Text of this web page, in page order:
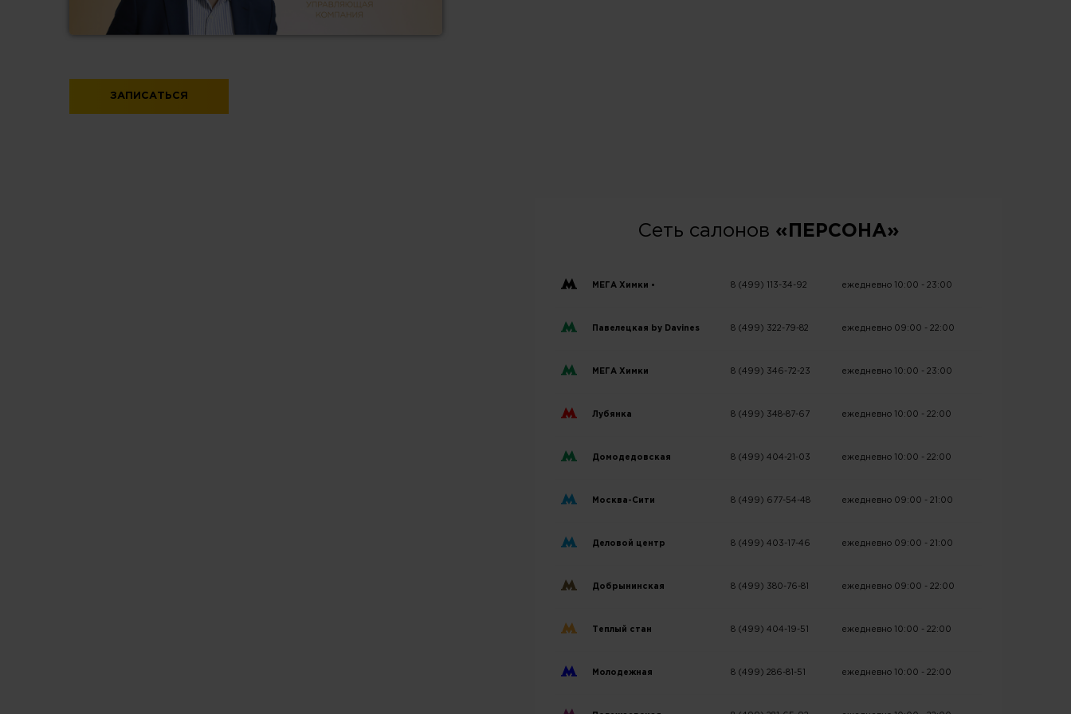
ЗАПИСАТЬСЯ
Сеть салонов «ПЕРСОНА»
МЕГА Химки • 8 (499) 113-34-92 ежедневно 10:00 - 23:00
Павелецкая by Davines 8 (499) 322-79-82 ежедневно 09:00 - 22:00
МЕГА Химки 8 (499) 346-72-23 ежедневно 10:00 - 23:00
Лубянка 8 (499) 348-87-67 ежедневно 10:00 - 22:00
Домодедовская 8 (499) 404-21-03 ежедневно 10:00 - 22:00
Москва-Сити 8 (499) 677-54-48 ежедневно 09:00 - 21:00
Деловой центр 8 (499) 403-17-46 ежедневно 09:00 - 21:00
Добрынинская 8 (499) 380-76-81 ежедневно 09:00 - 22:00
Теплый стан 8 (499) 404-19-51 ежедневно 10:00 - 22:00
Молодежная 8 (499) 286-81-51 ежедневно 10:00 - 22:00